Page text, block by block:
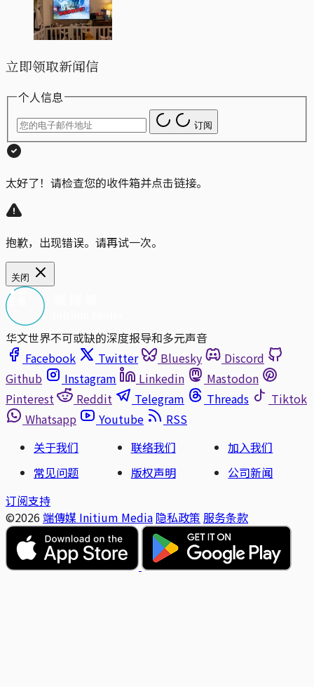
立即领取新闻信
个人信息
订阅
太好了！请检查您的收件箱并点击链接。
抱歉，出现错误。请再试一次。
关闭
华文世界不可或缺的深度报导和多元声音
Facebook
Twitter Bluesky
Discord
Github
Instagram Linkedin
Mastodon
Pinterest
Reddit Telegram Threads
Tiktok
Whatsapp
Youtube
RSS
关于我们
联络我们
加入我们
常见问题
版权声明
公司新闻
订阅支持
©2026 端傳媒 Initium Media 隐私政策 服务条款